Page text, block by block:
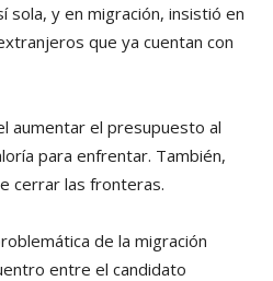
sola, y en migración, insistió en
que ya cuentan con
aumentar el presupuesto al
para enfrentar. También,
cerrar las fronteras.
de la migración
entre el candidato